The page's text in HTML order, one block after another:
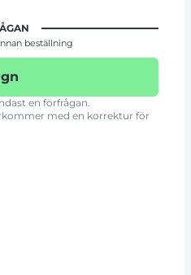
beställning
en förfrågan.
med en korrektur för